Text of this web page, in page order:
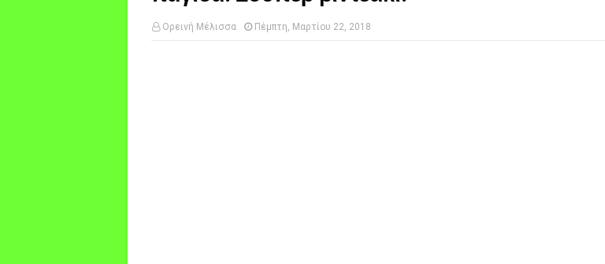
Ορεινή Μέλισσα Πέμπτη, Μαρτίου 22, 2018